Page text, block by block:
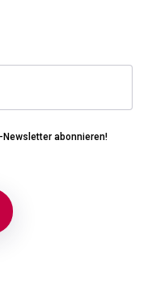
abonnieren!